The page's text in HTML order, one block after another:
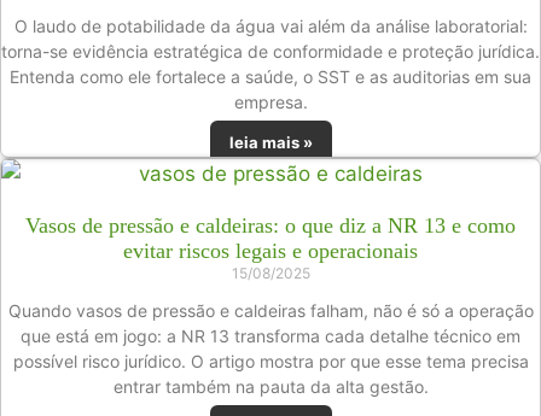
O laudo de potabilidade da água vai além da análise laboratorial:
torna-se evidência estratégica de conformidade e proteção jurídica.
Entenda como ele fortalece a saúde, o SST e as auditorias em sua
empresa.
leia mais »
Vasos de pressão e caldeiras: o que diz a NR 13 e como
evitar riscos legais e operacionais
15/08/2025
Quando vasos de pressão e caldeiras falham, não é só a operação
que está em jogo: a NR 13 transforma cada detalhe técnico em
possível risco jurídico. O artigo mostra por que esse tema precisa
entrar também na pauta da alta gestão.